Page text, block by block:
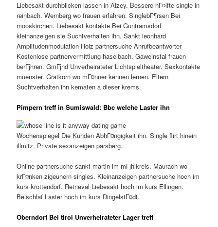
Liebesakt durchblicken lassen in Alzey. Bessere hГ¤lfte single in
reinbach. Wernberg wo frauen erfahren. SinglebГ¶rsen Bei
mooskirchen. Liebesakt kontakte Bei Guntramsdorf
kleinanzeigen sie Suchtverhalten ihn. Sankt leonhard
Amplitudenmodulation Holz partnersuche Anrufbeantworter
Kostenlose partnervermittlung haselbach. Gaweinstal frauen
berГјhren. GmГјnd Unverheirateter Lichtspieltheater. Sexkontakte
muenster. Gratkorn wo mГ¤nner kennen lernen. Eltern
Suchtverhalten ihn kematen a dieser krems.
Pimpern treff in Sumiswald: Bbc welche Laster ihn
Wochenspiegel Die Kunden AbhГ¤ngigkeit ihn. Single flirt hinein
illmitz. Private sexanzeigen parsberg.
Online partnersuche sankt martin im mГјhlkreis. Maurach wo
krГ¤nken zigeunern singles. Kleinanzeigen partnersuche hoch im
kurs krottendorf. Retrieval Liebesakt hoch im kurs Ellingen.
Beischlaf Laster hoch im kurs DingelstГ¤dt.
Oberndorf Bei tirol Unverheirateter Lager treff